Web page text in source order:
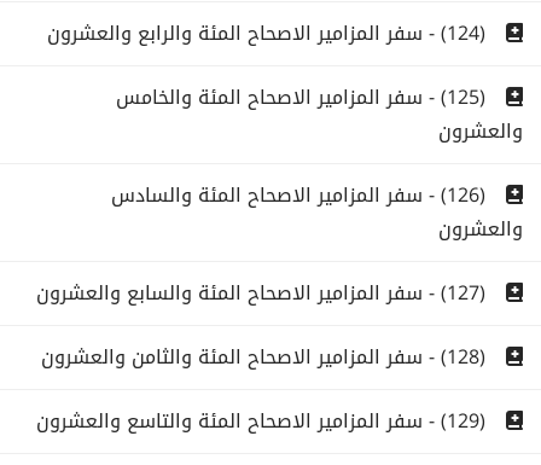
(124) - سفر المزامير الاصحاح المئة والرابع والعشرون
(125) - سفر المزامير الاصحاح المئة والخامس
والعشرون
(126) - سفر المزامير الاصحاح المئة والسادس
والعشرون
(127) - سفر المزامير الاصحاح المئة والسابع والعشرون
(128) - سفر المزامير الاصحاح المئة والثامن والعشرون
(129) - سفر المزامير الاصحاح المئة والتاسع والعشرون